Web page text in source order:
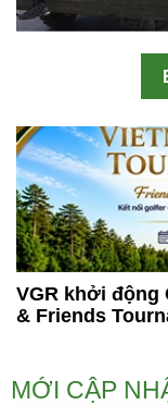
VGR khởi động
& Friends
MỚI CẬP